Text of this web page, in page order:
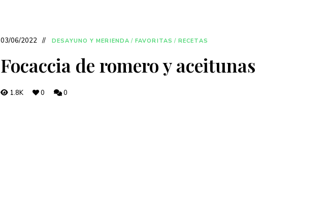
03/06/2022 DESAYUNO Y MERIENDA / FAVORITAS / RECETAS
Focaccia de romero y aceitunas
1.8K 0 0